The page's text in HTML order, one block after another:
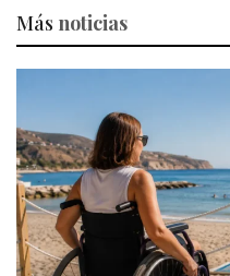
Más noticias